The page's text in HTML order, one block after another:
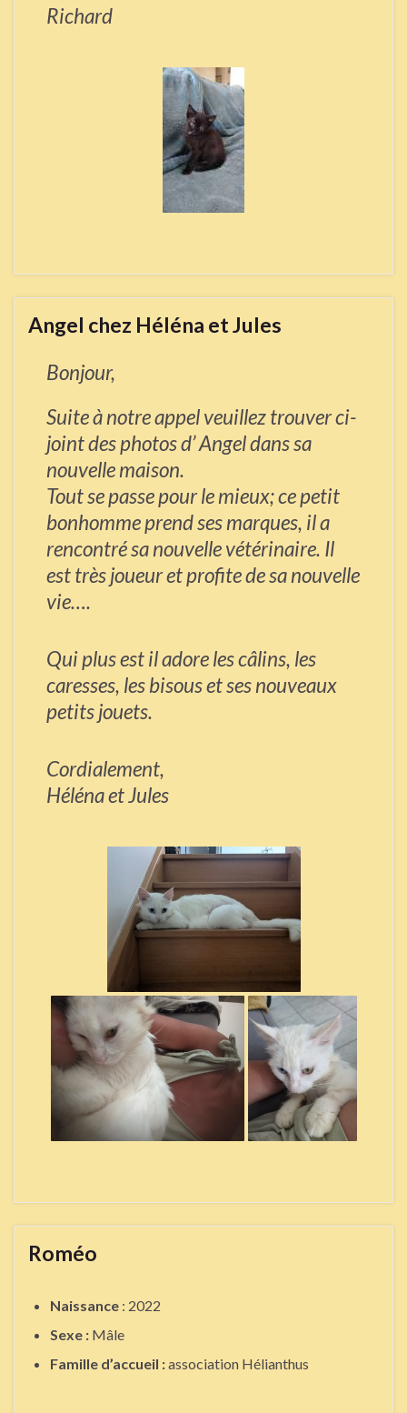
Richard
Angel chez Héléna et Jules
Bonjour,
Suite à notre appel veuillez trouver ci-
joint des photos d’ Angel dans sa
nouvelle maison.
Tout se passe pour le mieux; ce petit
bonhomme prend ses marques, il a
rencontré sa nouvelle vétérinaire. Il
est très joueur et profite de sa nouvelle
vie….
Qui plus est il adore les câlins, les
caresses, les bisous et ses nouveaux
petits jouets.
Cordialement,
Héléna et Jules
Roméo
Naissance : 2022
Sexe : Mâle
Famille d’accueil :association Hélianthus